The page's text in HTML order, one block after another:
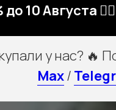
до 10 Августа 🏃‍♀️
у нас? 🔥
Max/